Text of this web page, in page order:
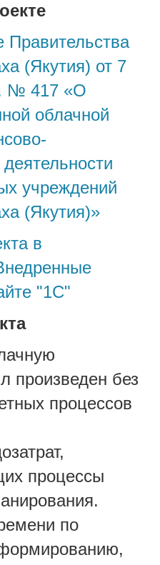
Правительства
(Якутия) от 7
№ 417 «О
облачной
учреждений
(Якутия)»
в
"1С"
произведен без
процессов
процессы
по